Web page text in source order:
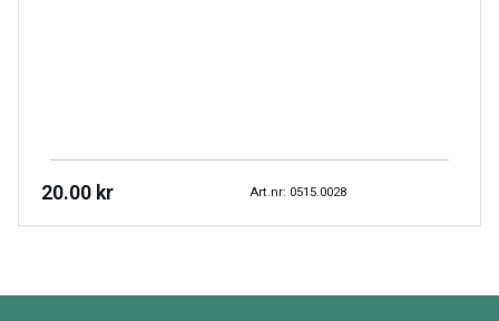
20.00 kr Art.nr: 0515.0028